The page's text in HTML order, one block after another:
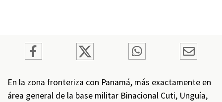
En la zona fronteriza con Panamá, más exactamente en
área general de la base militar Binacional Cuti, Unguía,